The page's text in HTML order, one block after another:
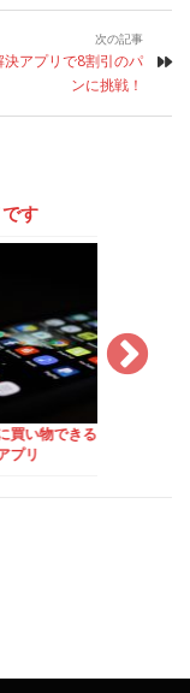
次の記事
決アプリで8割引のパ
ンに挑戦！
す
デンマークの食費事